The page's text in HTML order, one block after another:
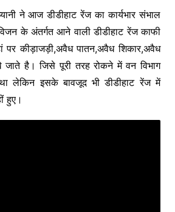
at
s
A
p
p
e
gr
a
m
ने आज डीडीहाट रेंज का कार्यभार संभाल
के अंतर्गत आने वाली डीडीहाट रेंज काफी
कीड़ाजड़ी,अवैध पातन,अवैध शिकार,अवैध
है। जिसे पूरी तरह रोकने में वन विभाग
लेकिन इसके बावजूद भी डीडीहाट रेंज में
हुए।